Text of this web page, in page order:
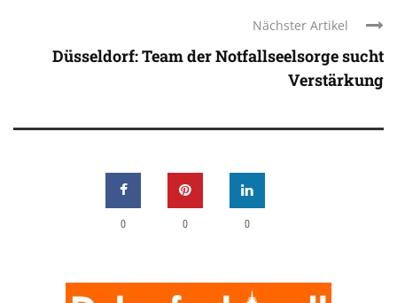
Nächster Artikel
Düsseldorf: Team der Notfallseelsorge sucht
Verstärkung
0 0 0